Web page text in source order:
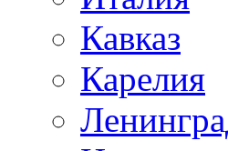
Кавказ
Карелия